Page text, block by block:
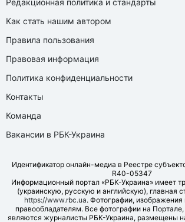
Как стать нашим автором
Правила пользования
Правовая информация
Политика конфиденциальности
Контакты
Команда
Вакансии в РБК-Украина
Идентификатор онлайн-медиа в Реестре
R40-05347
Информационный портал «РБК-Украина» имеет
(украинскую, русскую и английскую), главная
https://www.rbc.ua. Фотографии, изображения
правообладателям. Все фотографии на
являются журналисты РБК-Украина, размещены